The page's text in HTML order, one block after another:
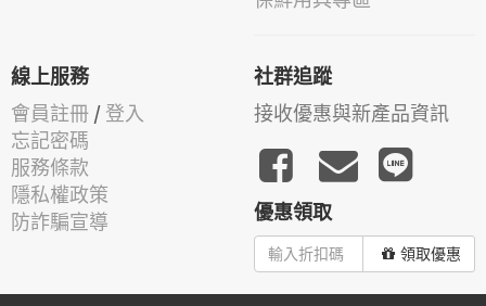
線上服務
會員註冊 / 登入
忘記密碼
服務條款
隱私權政策
防詐騙宣導
社群追蹤
接收優惠與新產品資訊
優惠領取
領取優惠